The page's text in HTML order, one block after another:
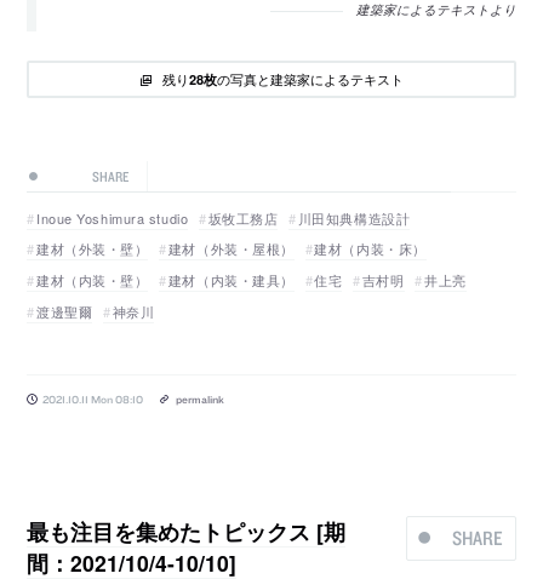
建築家によるテキストより
残り28枚の写真と建築家によるテキスト
SHARE
Inoue Yoshimura studio 坂牧工務店
川田知典構造設計
建材（外装・壁）
建材（外装・屋根）
建材（内装・床）
建材（内装・壁）
建材（内装・建具） 住宅 吉村明
井上亮
渡邊聖爾
神奈川
2021.10.11 Mon 08:10 permalink
SHARE
最も注目を集めたトピックス [期
間：2021/10/4-10/10]